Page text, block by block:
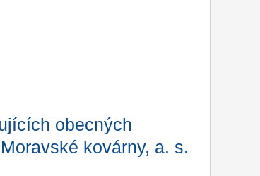
obecných
kovárny, a. s.